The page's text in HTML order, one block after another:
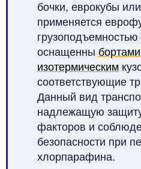
бочки, еврокубы
применяется
оснащенны бортами
изотермическим
соответствующие
Данный вид
надлежащую
факторов и
безопасности при
хлорпарафина.